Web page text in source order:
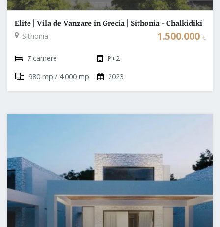
Elite | Vila de Vanzare in Grecia | Sithonia - Chalkidiki
Sithonia 1.500.000 €
7 camere
P+2
980 mp / 4.000 mp
2023